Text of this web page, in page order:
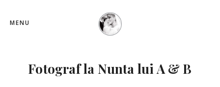
MENU
Fotograf la Nunta lui A & B